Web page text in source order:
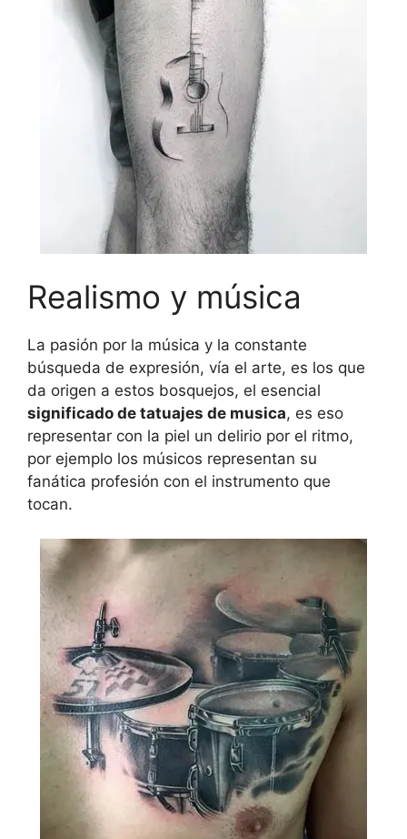
Realismo y música
La pasión por la música y la constante
búsqueda de expresión, vía el arte, es los que
da origen a estos bosquejos, el esencial
significado de tatuajes de musica, es eso
representar con la piel un delirio por el ritmo,
por ejemplo los músicos representan su
fanática profesión con el instrumento que
tocan.